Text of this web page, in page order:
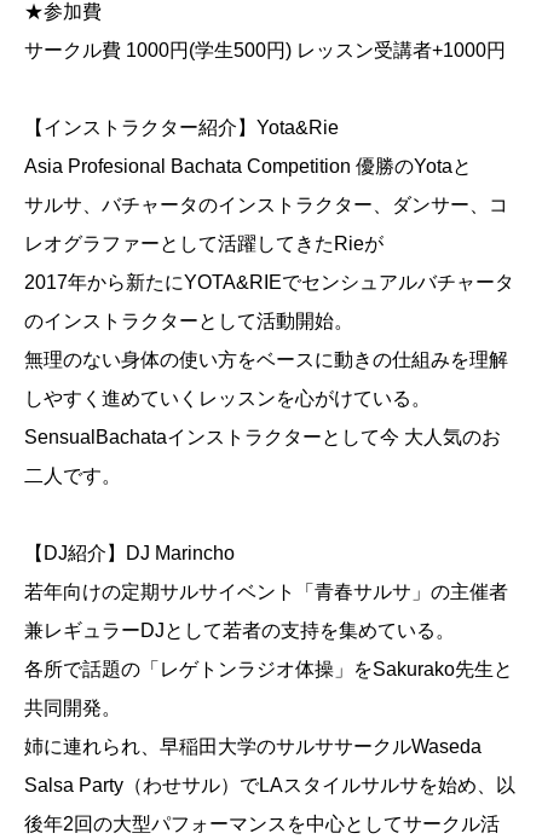
★参加費
サークル費 1000円(学生500円) レッスン受講者+1000円
【インストラクター紹介】Yota&Rie
Asia Profesional Bachata Competition 優勝のYotaと
サルサ、バチャータのインストラクター、ダンサー、コ
レオグラファーとして活躍してきたRieが
2017年から新たにYOTA&RIEでセンシュアルバチャータ
のインストラクターとして活動開始。
無理のない身体の使い方をベースに動きの仕組みを理解
しやすく進めていくレッスンを心がけている。
SensualBachataインストラクターとして今 大人気のお
二人です。
【DJ紹介】DJ Marincho
若年向けの定期サルサイベント「青春サルサ」の主催者
兼レギュラーDJとして若者の支持を集めている。
各所で話題の「レゲトンラジオ体操」をSakurako先生と
共同開発。
姉に連れられ、早稲田大学のサルササークルWaseda
Salsa Party（わせサル）でLAスタイルサルサを始め、以
後年2回の大型パフォーマンスを中心としてサークル活